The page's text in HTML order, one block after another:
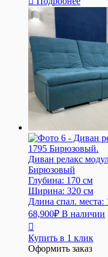
Диван релакс
Бирюзовый
Глубина: 170 см
Ширина: 320 см
Длина спал. места:
68,900₽ В наличии
Купить в 1 клик
Оформить заказ